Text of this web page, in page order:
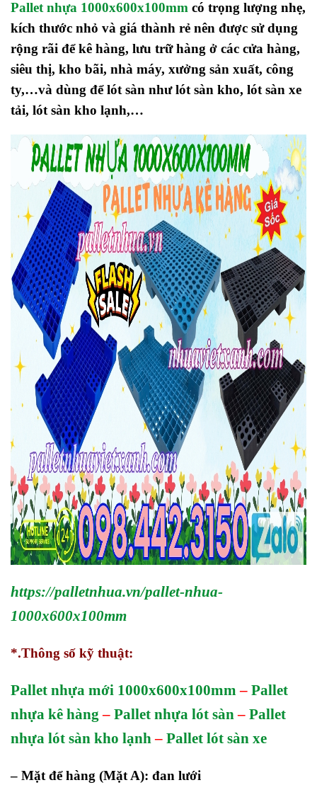
Pallet nhựa 1000x600x100mm có trọng lượng nhẹ,
kích thước nhỏ và giá thành rẻ nên được sử dụng
rộng rãi để kê hàng, lưu trữ hàng ở các cửa hàng,
siêu thị, kho bãi, nhà máy, xưởng sản xuất, công
ty,…và dùng để lót sàn như lót sàn kho, lót sàn xe
tải, lót sàn kho lạnh,…
https://palletnhua.vn/pallet-nhua-
1000x600x100mm
*.Thông số kỹ thuật:
Pallet nhựa mới 1000x600x100mm – Pallet
nhựa kê hàng – Pallet nhựa lót sàn – Pallet
nhựa lót sàn kho lạnh – Pallet lót sàn xe
– Mặt để hàng (Mặt A): đan lưới